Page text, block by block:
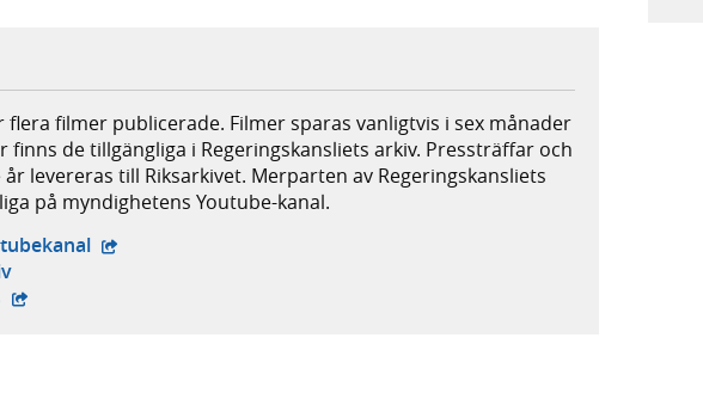
filmer publicerade. Filmer sparas vanligtvis i sex månader
finns de tillgängliga i Regeringskansliets arkiv. Pressträffar och
levereras till Riksarkivet. Merparten av Regeringskansliets
på myndighetens Youtube-kanal.
- extern webbplats,
- extern webbplats,